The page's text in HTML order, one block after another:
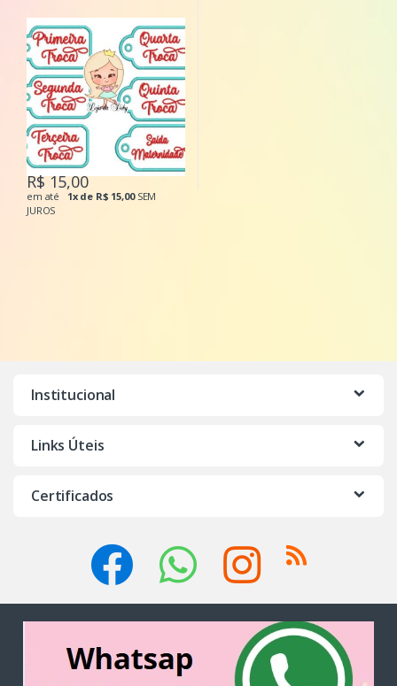
R$ 15,00
em até 1x de R$ 15,00SEM
JUROS
Institucional
Links Úteis
Certificados